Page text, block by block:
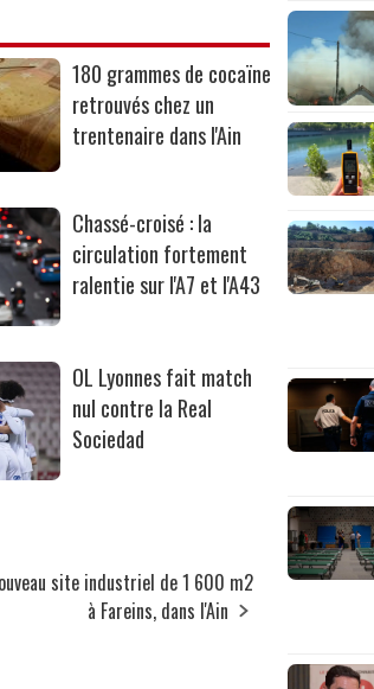
180 grammes de cocaïne
retrouvés chez un
trentenaire dans l'Ain
Chassé-croisé : la
circulation fortement
ralentie sur l'A7 et l'A43
OL Lyonnes fait match
nul contre la Real
Sociedad
site industriel de 1 600 m2
à Fareins, dans l'Ain